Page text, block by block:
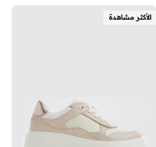
الأكثر مشاهدة